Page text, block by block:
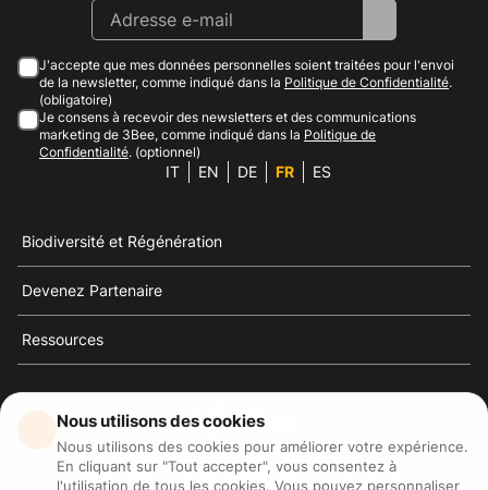
J'accepte que mes données personnelles soient traitées pour l'envoi
de la newsletter, comme indiqué dans la Politique de Confidentialité.
(obligatoire)
Je consens à recevoir des newsletters et des communications
marketing de 3Bee, comme indiqué dans la Politique de
Confidentialité. (optionnel)
IT EN DE FR ES
Biodiversité et Régénération
Devenez Partenaire
Ressources
3Bee est la référence du développement durable, de la
défense des abeilles et de la biodiversité
Nous utilisons des cookies
Nous utilisons des cookies pour améliorer votre expérience.
En cliquant sur "Tout accepter", vous consentez à
l'utilisation de tous les cookies. Vous pouvez personnaliser